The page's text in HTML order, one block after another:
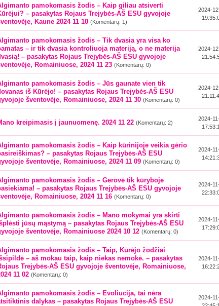
pamokomasis žodis – Kaip giliau atsiverti
– pasakytas Rojaus Trejybės-AŠ ESU gyvojoje
Kaune 2024 11 10 (Komentarų: 1)
2024-
pamokomasis žodis – Tik dvasia yra visa ko
– ir tik dvasia kontroliuoja materiją, o ne materija
– pasakytas Rojaus Trejybės-AŠ ESU gyvojoje
Romainiuose, 2024 11 23 (Komentarų: 0)
2024-
pamokomasis žodis – Jūs gaunate vien tik
iš Kūrėjo! – pasakytas Rojaus Trejybės-AŠ ESU
šventovėje, Romainiuose, 2024 11 30 (Komentarų: 0)
2024-
kreipimasis į jaunuomenę. 2024 11 22 (Komentarų: 2)
2024-
pamokomasis žodis – Kaip kūrinijoje veikia gėrio
– pasakytas Rojaus Trejybės-AŠ ESU
šventovėje, Romainiuose, 2024 11 09 (Komentarų: 0)
2024-
pamokomasis žodis – Gerovė tik kūryboje
– pasakytas Rojaus Trejybės-AŠ ESU gyvojoje
Romainiuose, 2024 11 16 (Komentarų: 0)
2024-
pamokomasis žodis – Mano mokymai yra skirti
jūsų mąstymą – pasakytas Rojaus Trejybės-AŠ ESU
šventovėje, Romainiuose 2024 10 12 (Komentarų: 0)
2024-
pamokomasis žodis – Taip, Kūrėjo žodžiai
– aš mokau taip, kaip niekas nemokė. – pasakytas
Trejybės-AŠ ESU gyvojoje šventovėje, Romainiuose,
11 02 (Komentarų: 0)
2024-
pamokomasis žodis – Evoliucija, tai nėra
dalykas – pasakytas Rojaus Trejybės-AŠ ESU
2024-